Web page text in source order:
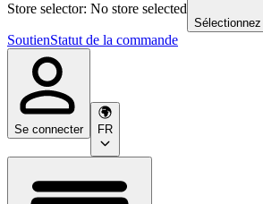
Store selector: No store selected
SoutienStatut de la commande
Se connecter FR